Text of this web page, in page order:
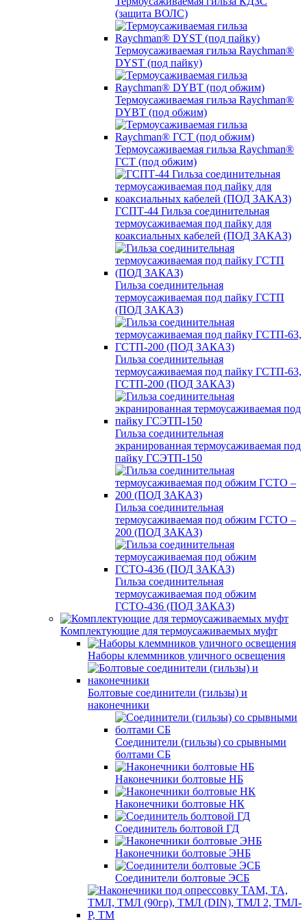
(защита ВОЛС)
Термоусаживаемая гильза Raychman®
DYST (под пайку)
Термоусаживаемая гильза Raychman®
DYBT (под обжим)
Термоусаживаемая гильза Raychman®
ГСТ (под обжим)
ГСПТ-44 Гильза соединительная
термоусаживаемая под пайку для
коаксиальных кабелей (ПОД ЗАКАЗ)
Гильза соединительная
термоусаживаемая под пайку ГСТП
(ПОД ЗАКАЗ)
Гильза соединительная
термоусаживаемая под пайку ГСТП-63,
ГСТП-200 (ПОД ЗАКАЗ)
Гильза соединительная
экранированная термоусаживаемая под
пайку ГСЭТП-150
Гильза соединительная
термоусаживаемая под обжим ГСТО –
200 (ПОД ЗАКАЗ)
Гильза соединительная
термоусаживаемая под обжим
ГСТО-436 (ПОД ЗАКАЗ)
Комплектующие для термоусаживаемых муфт
Наборы клеммников уличного освещения
Болтовые соединители (гильзы) и
наконечники
Соединители (гильзы) со срывными
болтами СБ
Наконечники болтовые НБ
Наконечники болтовые НК
Соединитель болтовой ГД
Наконечники болтовые ЭНБ
Соединители болтовые ЭСБ